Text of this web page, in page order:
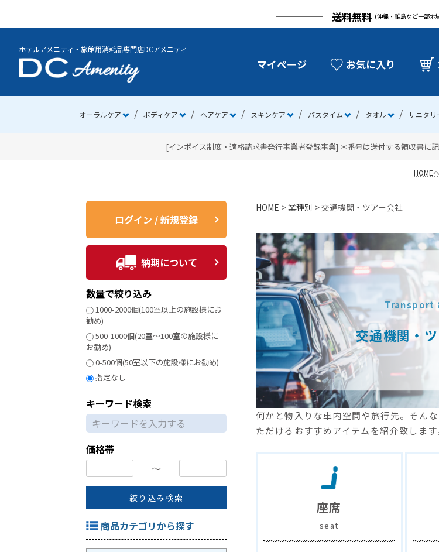
送料無料 (沖縄・離島など一部地
ホテルアメニティ・旅館用消耗品専門店DCアメニティ
マイページ お気に入り
オーラルケア ボディケア ヘアケア スキンケア バスタイム タオル サニタリ
[インボイス制度・適格請求書発行事業者登録事業] ＊番号は送付する領収書に
HOME
ログイン / 新規登録
納期について
数量で絞り込み
1000-2000個(100室以上の施設様にお
勧め)
500-1000個(20室～100室の施設様に
お勧め)
0-500個(50室以下の施設様にお勧め)
指定なし
キーワード検索
価格帯
〜
絞り込み検索
商品カテゴリから探す
HOME 業種別 交通機関・ツアー会社
Transport
交通機関・
何かと物入りな車内空間や旅行先。そん
ただけるおすすめアイテムを紹介致します
座席
seat